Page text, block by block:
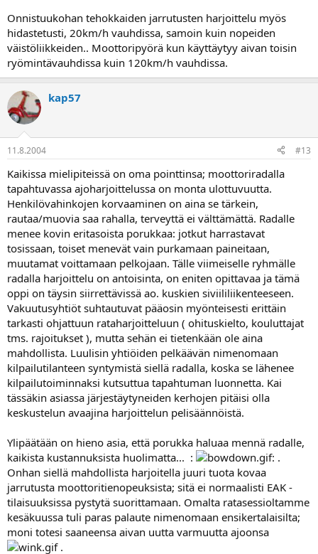
Onnistuukohan tehokkaiden jarrutusten harjoittelu myös
hidastetusti, 20km/h vauhdissa, samoin kuin nopeiden
väistöliikkeiden.. Moottoripyörä kun käyttäytyy aivan toisin
ryömintävauhdissa kuin 120km/h vauhdissa.
kap57
11.8.2004 #13
Kaikissa mielipiteissä on oma pointtinsa; moottoriradalla
tapahtuvassa ajoharjoittelussa on monta ulottuvuutta.
Henkilövahinkojen korvaaminen on aina se tärkein,
rautaa/muovia saa rahalla, terveyttä ei välttämättä. Radalle
menee kovin eritasoista porukkaa: jotkut harrastavat
tosissaan, toiset menevät vain purkamaan paineitaan,
muutamat voittamaan pelkojaan. Tälle viimeiselle ryhmälle
radalla harjoittelu on antoisinta, on eniten opittavaa ja tämä
oppi on täysin siirrettävissä ao. kuskien siviililiikenteeseen.
Vakuutusyhtiöt suhtautuvat pääosin myönteisesti erittäin
tarkasti ohjattuun rataharjoitteluun ( ohituskielto, kouluttajat
tms. rajoitukset ), mutta sehän ei tietenkään ole aina
mahdollista. Luulisin yhtiöiden pelkäävän nimenomaan
kilpailutilanteen syntymistä siellä radalla, koska se lähenee
kilpailutoiminnaksi kutsuttua tapahtuman luonnetta. Kai
tässäkin asiassa järjestäytyneiden kerhojen pitäisi olla
keskustelun avaajina harjoittelun pelisäännöistä.
Ylipäätään on hieno asia, että porukka haluaa mennä radalle,
kaikista kustannuksista huolimatta... :
: .
Onhan siellä mahdollista harjoitella juuri tuota kovaa
jarrutusta moottoritienopeuksista; sitä ei normaalisti EAK -
tilaisuuksissa pystytä suorittamaan. Omalta ratasessioltamme
kesäkuussa tuli paras palaute nimenomaan ensikertalaisilta;
moni totesi saaneensa aivan uutta varmuutta ajoonsa
.